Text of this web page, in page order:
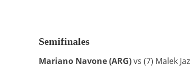
Semifinales
Mariano Navone (ARG)vs (7) Malek